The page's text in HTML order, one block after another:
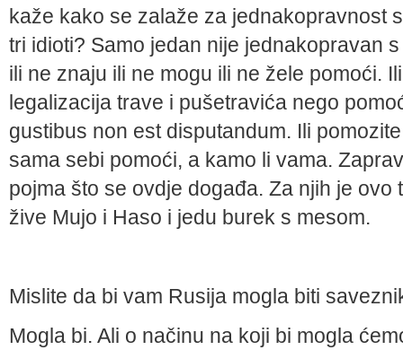
kaže kako se zalaže za jednakopravnost
tri idioti? Samo jedan nije jednakopravan
ili ne znaju ili ne mogu ili ne žele pomoći.
legalizacija trave i pušetravića nego
gustibus non est disputandum. Ili
sama sebi pomoći, a kamo li vama.
pojma što se ovdje događa. Za njih je ovo
žive Mujo i Haso i jedu burek s mesom.
Mislite da bi vam Rusija mogla biti
Mogla bi. Ali o načinu na koji bi mogla